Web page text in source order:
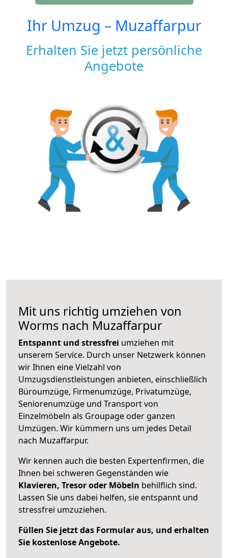
Ihr Umzug – Muzaffarpur
Erhalten Sie jetzt persönliche
Angebote
Mit uns richtig umziehen von
Worms nach Muzaffarpur
Entspannt und stressfrei umziehen mit
unserem Service. Durch unser Netzwerk können
wir Ihnen eine Vielzahl von
Umzugsdienstleistungen anbieten, einschließlich
Büroumzüge, Firmenumzüge, Privatumzüge,
Seniorenumzüge und Transport von
Einzelmöbeln als Groupage oder ganzen
Umzügen. Wir kümmern uns um jedes Detail
nach Muzaffarpur.
Wir kennen auch die besten Expertenfirmen, die
Ihnen bei schweren Gegenständen wie
Klavieren, Tresor oder Möbeln behilflich sind.
Lassen Sie uns dabei helfen, sie entspannt und
stressfrei umzuziehen.
Füllen Sie jetzt das Formular aus, und erhalten
Sie kostenlose Angebote.